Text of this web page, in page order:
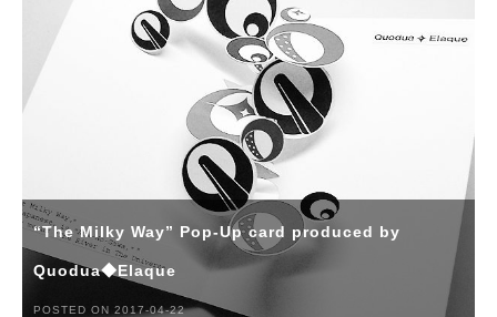
“The Milky Way” Pop-Up card produced by
Quodua◆Elaque
POSTED ON 2017-04-22